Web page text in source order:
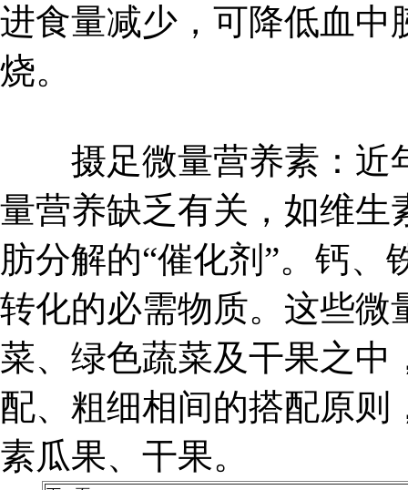
进食量减少，可降低血中
烧。
摄足微量营养素：近
量营养缺乏有关，如维生
肪分解的“催化剂”。钙
转化的必需物质。这些微
菜、绿色蔬菜及干果之中
配、粗细相间的搭配原则
素瓜果、干果。